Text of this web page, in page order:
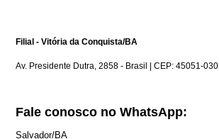
Filial - Vitória da Conquista/BA
Av. Presidente Dutra, 2858 - Brasil | CEP: 45051-030
Fale conosco no WhatsApp:
Salvador/BA